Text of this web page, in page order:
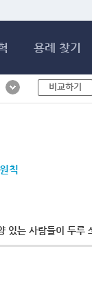
용례 찾기
비교하기
칙
있는 사람들이 두루